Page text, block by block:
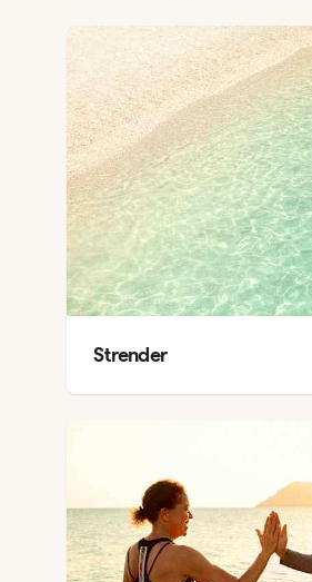
Strender